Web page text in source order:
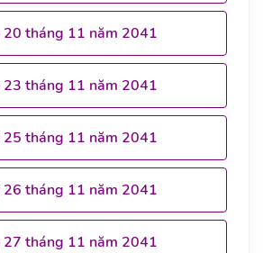
20 tháng 11 năm 2041
23 tháng 11 năm 2041
25 tháng 11 năm 2041
26 tháng 11 năm 2041
27 tháng 11 năm 2041